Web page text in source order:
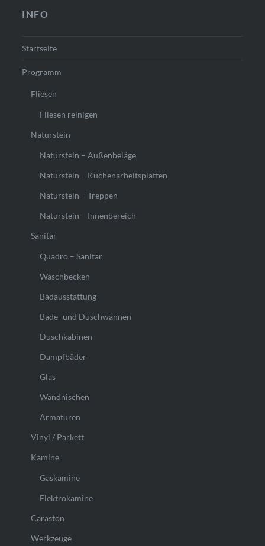
INFO
Startseite
Programm
Fliesen
Fliesen reinigen
Naturstein
Naturstein – Außenbeläge
Naturstein – Küchenarbeitsplatten
Naturstein – Treppen
Naturstein – Innenbereich
Sanitär
Quadro – Sanitär
Waschbecken
Badausstattung
Bade- und Duschwannen
Duschkabinen
Dampfbäder
Glas
Wandnischen
Armaturen
Vinyl / Parkett
Kamine
Gaskamine
Elektrokamine
Caraston
Werkzeuge